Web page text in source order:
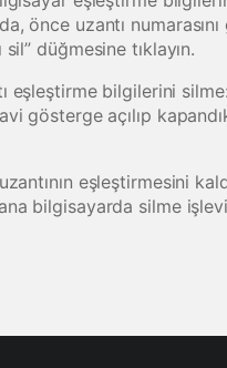
önce uzantı
sil” düğmesine tıklayın.
eşleştirme bilgilerini
gösterge açılıp
eşleştirmesini
bilgisayarda silme işlevi